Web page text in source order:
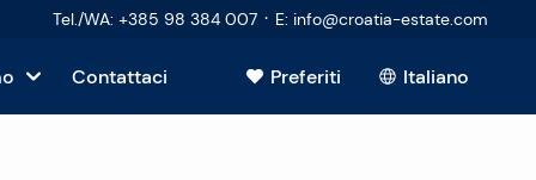
Tel./WA: +385 98 384 007 · E: info@croatia-estate.com
Contattaci Preferiti Italiano
Mostra tutto